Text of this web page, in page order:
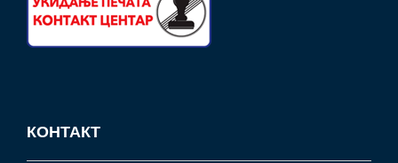
КОНТАКТ